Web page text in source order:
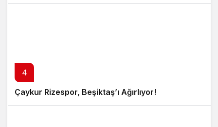
4
Çaykur Rizespor, Beşiktaş’ı Ağırlıyor!